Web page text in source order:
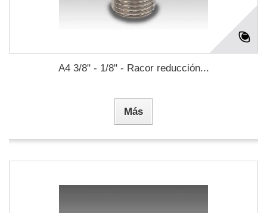
A4 3/8" - 1/8" - Racor reducción...
Más